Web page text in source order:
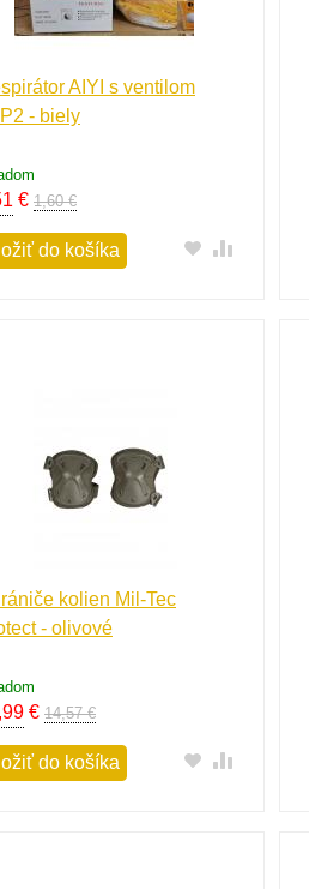
AIYI s ventilom
- biely
€ 1,60 €
do košíka
kolien Mil-Tec
- olivové
€ 14,57 €
do košíka